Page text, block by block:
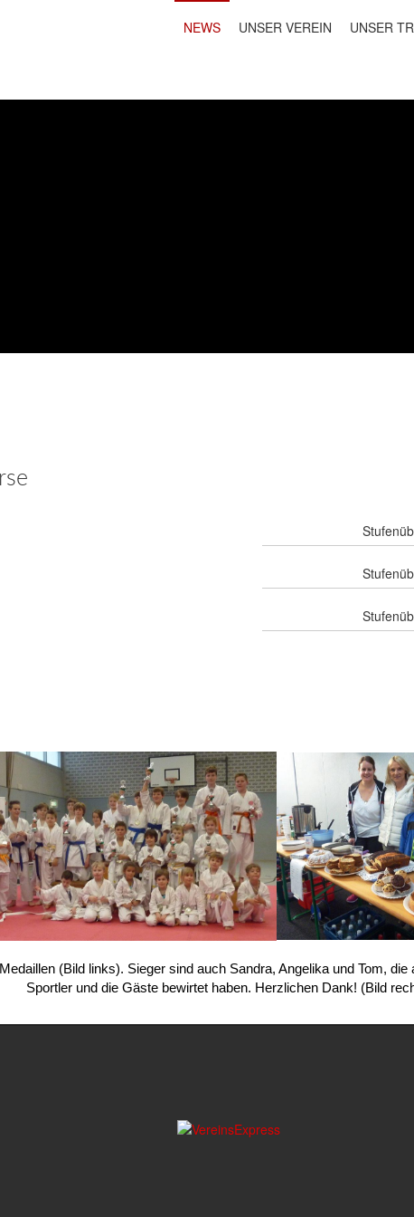
NEWS UNSER VEREIN UNSER
(Bild links). Sieger sind auch Sandra, Angelika und Tom,
Sportler und die Gäste bewirtet haben. Herzlichen Dank! (Bild